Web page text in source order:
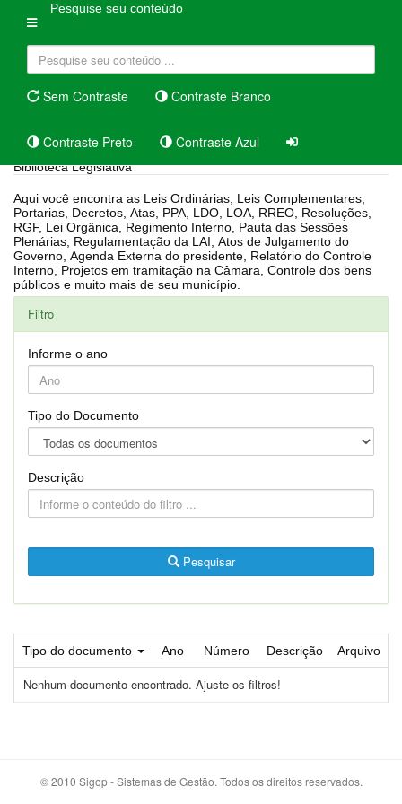
Pesquise seu conteúdo
Sem Contraste Contraste Branco
Contraste Preto Contraste Azul
Biblioteca Legislativa
Aqui você encontra as Leis Ordinárias, Leis Complementares,
Portarias, Decretos, Atas, PPA, LDO, LOA, RREO, Resoluções,
RGF, Lei Orgânica, Regimento Interno, Pauta das Sessões
Plenárias, Regulamentação da LAI, Atos de Julgamento do
Governo, Agenda Externa do presidente, Relatório do Controle
Interno, Projetos em tramitação na Câmara, Controle dos bens
públicos e muito mais de seu município.
Filtro
Informe o ano
Tipo do Documento
Descrição
Pesquisar
Tipo do documento Ano Número Descrição Arquivo
Nenhum documento encontrado. Ajuste os filtros!
© 2010 Sigop - Sistemas de Gestão. Todos os direitos reservados.